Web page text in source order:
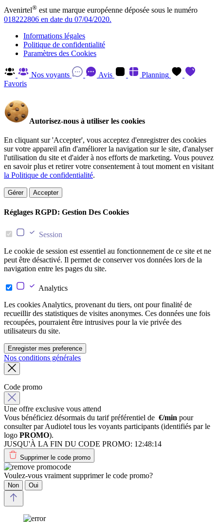
Avenirtel® est une marque européenne déposée sous le numéro
018222806 en date du 07/04/2020.
Informations légales
Politique de confidentialité
Paramètres des Cookies
Nos voyants Avis
Planning
Favoris
Autorisez-nous à utiliser les cookies
En cliquant sur 'Accepter', vous acceptez d'enregistrer des cookies
sur votre appareil afin d'améliorer la navigation sur le site, d'analyser
l'utilisation du site et d'aider à nos efforts de marketing. Vous pouvez
en savoir plus et retirer votre consentement à tout moment en visitant
la Politique de confidentialité.
Gérer Accepter
Réglages RGPD: Gestion Des Cookies
Session
Le cookie de session est essentiel au fonctionnement de ce site et ne
peut être désactivé. Il permet de conserver vos données lors de la
navigation entre les pages du site.
Analytics
Les cookies Analytics, provenant du tiers, ont pour finalité de
recueillir des statistiques de visites anonymes. Ces données une fois
recoupées, pourraient être intrusives pour la vie privée des
utilisateurs du site.
Enregister mes preference
Nos conditions générales
Code promo
Une offre exclusive vous attend
Vous bénéficiez désormais du tarif préférentiel de €/min pour
consulter par Audiotel tous les voyants participants (identifiés par le
logo PROMO).
JUSQU'À LA FIN DU CODE PROMO: 12:48:14
Supprimer le code promo
Voulez-vous vraiment supprimer le code promo?
Non Oui